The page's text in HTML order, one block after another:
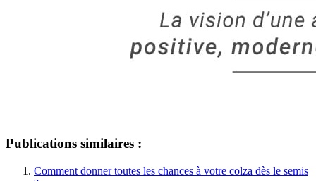
Publications similaires :
Comment donner toutes les chances à votre colza dès le semis